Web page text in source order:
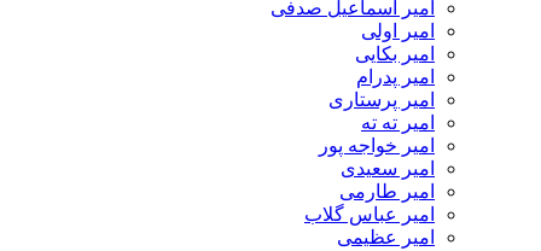
امیر اسماعیل صدفی
امیر اولی
امیر بکایی
امیر پدرام
امیر پرستاری
امیر ته ته
امیر خواجه پور
امیر سعیدی
امیر طارمی
امیر عباس گلاب
امیر عظیمی